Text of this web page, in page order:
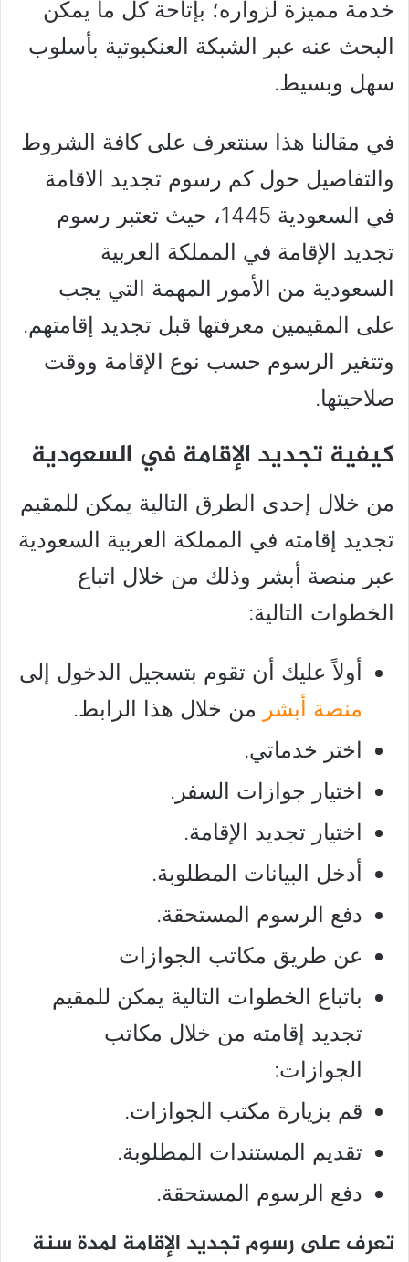
خدمة مميزة لزواره؛ بإتاحة كل ما يمكن
البحث عنه عبر الشبكة العنكبوتية بأسلوب
سهل وبسيط.
في مقالنا هذا سنتعرف على كافة الشروط
والتفاصيل حول كم رسوم تجديد الاقامة
في السعودية 1445، حيث تعتبر رسوم
تجديد الإقامة في المملكة العربية
السعودية من الأمور المهمة التي يجب
على المقيمين معرفتها قبل تجديد إقامتهم.
وتتغير الرسوم حسب نوع الإقامة ووقت
صلاحيتها.
كيفية تجديد الإقامة في السعودية
من خلال إحدى الطرق التالية يمكن للمقيم
تجديد إقامته في المملكة العربية السعودية
عبر منصة أبشر وذلك من خلال اتباع
الخطوات التالية:
أولاً عليك أن تقوم بتسجيل الدخول إلى
منصة أبشر من خلال هذا الرابط.
اختر خدماتي.
اختيار جوازات السفر.
اختيار تجديد الإقامة.
أدخل البيانات المطلوبة.
دفع الرسوم المستحقة.
عن طريق مكاتب الجوازات
باتباع الخطوات التالية يمكن للمقيم
تجديد إقامته من خلال مكاتب
الجوازات:
قم بزيارة مكتب الجوازات.
تقديم المستندات المطلوبة.
دفع الرسوم المستحقة.
تعرف على رسوم تجديد الإقامة لمدة سنة